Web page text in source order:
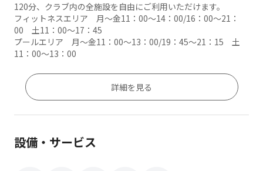
120分、クラブ内の全施設を自由にご利用いただけます。
フィットネスエリア 月～金11：00～14：00/16：00～21：
00 土11：00～17：45
プールエリア 月～金11：00～13：00/19：45～21：15 土
11：00～13：00
詳細を見る
設備・サービス